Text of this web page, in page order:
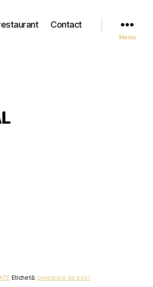
Contact
Meniu
Etichetă: preparate de post